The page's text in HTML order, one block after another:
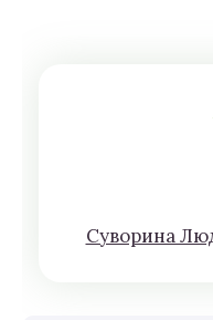
Сyвoрина